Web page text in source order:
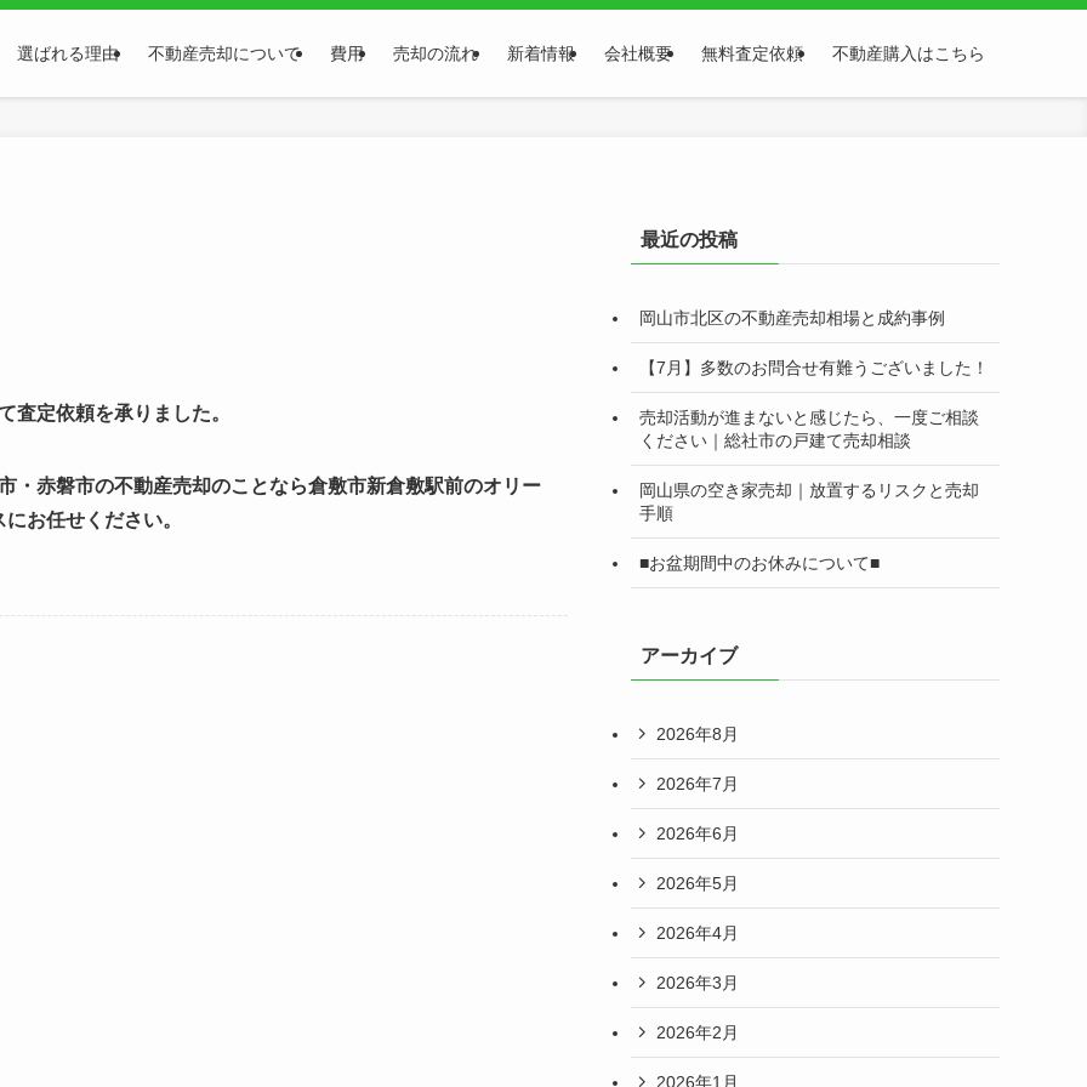
選ばれる理由 不動産売却について 費用 売却の流れ 新着情報 会社概要 無料査定依頼 不動産購入はこちら
定依頼を承りました。
・赤磐市の不動産売却のことなら倉敷市新倉敷駅前のオリー
お任せください。
最近の投稿
岡山市北区の不動産売却相場と成約事例
【7月】多数のお問合せ有難うございました！
売却活動が進まないと感じたら、一度ご相談
ください｜総社市の戸建て売却相談
岡山県の空き家売却｜放置するリスクと売却
手順
■お盆期間中のお休みについて■
アーカイブ
2026年8月
2026年7月
2026年6月
2026年5月
2026年4月
2026年3月
2026年2月
2026年1月